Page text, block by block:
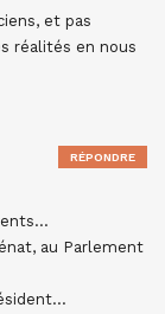
et pas
réalités en nous
au Parlement
RÉPONDRE